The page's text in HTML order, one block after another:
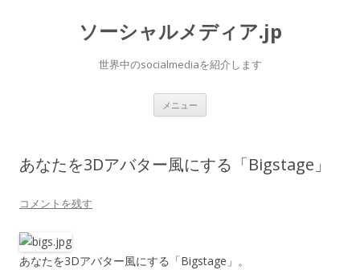
ソーシャルメディア.jp
世界中のsocialmediaを紹介します
メニュー
へ
ス
キ
あなたを3Dアバター風にする「Bigstage」
コメントを残す
あなたを3Dアバター風にする「Bigstage」。